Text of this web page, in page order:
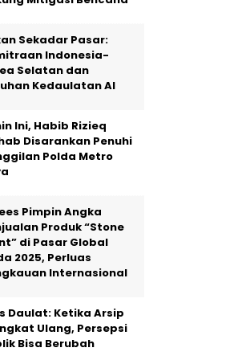
Sekadar Pasar:
Indonesia-
Selatan dan
Kedaulatan AI
Ini, Habib Rizieq
Disarankan Penuhi
Polda Metro
Pimpin Angka
Produk “Stone
di Pasar Global
2025, Perluas
Internasional
Daulat: Ketika Arsip
Ulang, Persepsi
Bisa Berubah